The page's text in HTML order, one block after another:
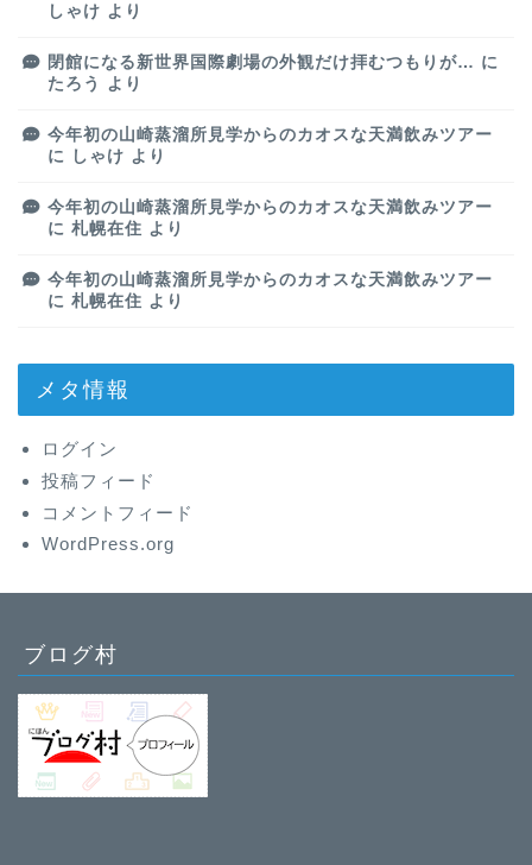
しゃけ より
閉館になる新世界国際劇場の外観だけ拝むつもりが… に
たろう
より
今年初の山崎蒸溜所見学からのカオスな天満飲みツアー
に
しゃけ より
今年初の山崎蒸溜所見学からのカオスな天満飲みツアー
に 札幌在住 より
今年初の山崎蒸溜所見学からのカオスな天満飲みツアー
に 札幌在住 より
メタ情報
ログイン
投稿フィード
コメントフィード
WordPress.org
ブログ村